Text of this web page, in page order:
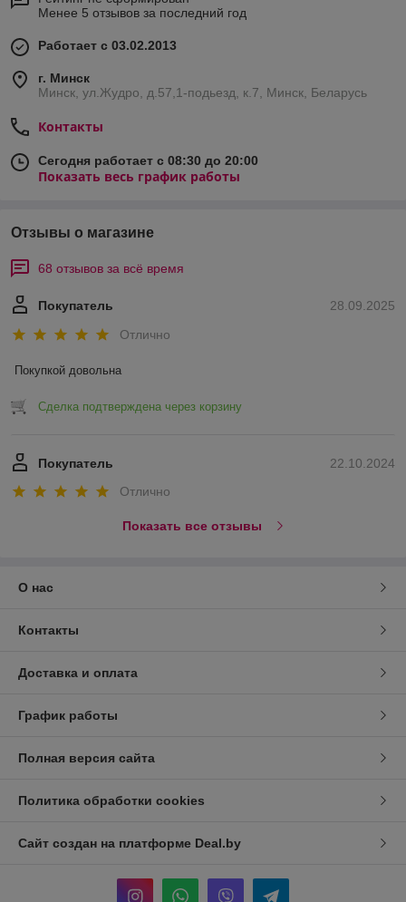
Менее 5 отзывов за последний год
Работает с 03.02.2013
г. Минск
Минск, ул.Жудро, д.57,1-подьезд, к.7, Минск, Беларусь
Контакты
Сегодня работает с 08:30 до 20:00
Показать весь график работы
Отзывы о магазине
68 отзывов за всё время
28.09.2025
Покупатель
Отлично
Покупкой довольна
Сделка подтверждена через корзину
22.10.2024
Покупатель
Отлично
Показать все отзывы
О нас
Контакты
Доставка и оплата
График работы
Полная версия сайта
Политика обработки cookies
Сайт создан на платформе Deal.by